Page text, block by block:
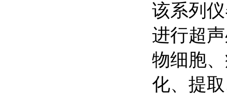
该系列
进行超
物细胞
化、提